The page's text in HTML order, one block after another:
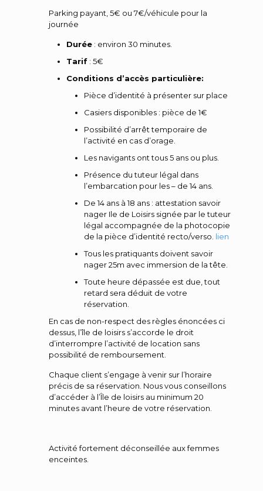
Parking payant, 5€ ou 7€/véhicule pour la
journée
Durée : environ 30 minutes.
Tarif : 5€
Conditions d’accès particulière:
Pièce d’identité à présenter sur place
Casiers disponibles : pièce de 1€
Possibilité d’arrêt temporaire de
l’activité en cas d’orage.
Les navigants ont tous 5 ans ou plus.
Présence du tuteur légal dans
l’embarcation pour les – de 14 ans.
De 14 ans à 18 ans : attestation savoir
nager Ile de Loisirs signée par le tuteur
légal accompagnée de la photocopie
de la pièce d’identité recto/verso. lien
Tous les pratiquants doivent savoir
nager 25m avec immersion de la tête.
Toute heure dépassée est due, tout
retard sera déduit de votre
réservation.
En cas de non-respect des règles énoncées ci
dessus, l’île de loisirs s’accorde le droit
d’interrompre l’activité de location sans
possibilité de remboursement.
Chaque client s’engage à venir sur l’horaire
précis de sa réservation. Nous vous conseillons
d’accéder à l’Île de loisirs au minimum 20
minutes avant l’heure de votre réservation.
Activité fortement déconseillée aux femmes
enceintes.